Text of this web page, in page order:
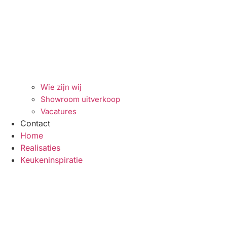
Wie zijn wij
Showroom uitverkoop
Vacatures
Contact
Home
Realisaties
Keukeninspiratie